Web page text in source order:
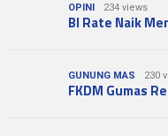
OPINI 234 views
BI Rate Naik
GUNUNG MAS 230
FKDM Gumas